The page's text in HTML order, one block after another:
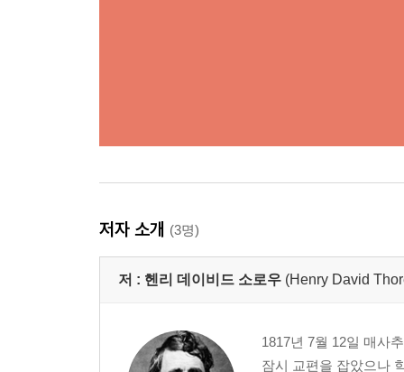
저자 소개 (3명)
저 : 헨리 데이비드 소로우 (Henry David
1817년 7월 12일 매사
잠시 교편을 잡았으나